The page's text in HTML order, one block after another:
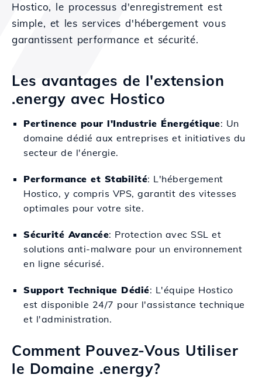
Hostico, le processus d'enregistrement est
simple, et les services d'hébergement vous
garantissent performance et sécurité.
Les avantages de l'extension
.energy avec Hostico
Pertinence pour l'Industrie Énergétique: Un
domaine dédié aux entreprises et initiatives du
secteur de l'énergie.
Performance et Stabilité: L'hébergement
Hostico, y compris VPS, garantit des vitesses
optimales pour votre site.
Sécurité Avancée: Protection avec SSL et
solutions anti-malware pour un environnement
en ligne sécurisé.
Support Technique Dédié: L'équipe Hostico
est disponible 24/7 pour l'assistance technique
et l'administration.
Comment Pouvez-Vous Utiliser
le Domaine .energy?